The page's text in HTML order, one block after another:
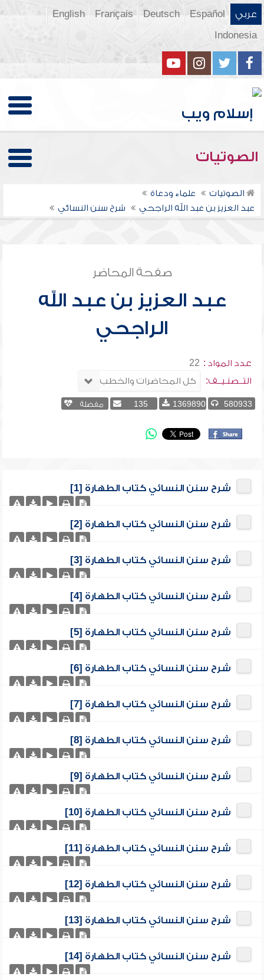
عربي Español
Deutsch
Français
English
Indonesia
الصوتيات
الصوتيات
علماء ودعاة
عبد العزيز بن عبد الله الراجحي
شرح سنن النسائي
صفحة المحاضر
عبد العزيز بن عبد الله
الراجحي
عدد المواد : 22
التــصنـيــف:
580933
1369890
135 مفضلة
شرح سنن النسائي كتاب الطهارة [1]
شرح سنن النسائي كتاب الطهارة [2]
شرح سنن النسائي كتاب الطهارة [3]
شرح سنن النسائي كتاب الطهارة [4]
شرح سنن النسائي كتاب الطهارة [5]
شرح سنن النسائي كتاب الطهارة [6]
شرح سنن النسائي كتاب الطهارة [7]
شرح سنن النسائي كتاب الطهارة [8]
شرح سنن النسائي كتاب الطهارة [9]
شرح سنن النسائي كتاب الطهارة [10]
شرح سنن النسائي كتاب الطهارة [11]
شرح سنن النسائي كتاب الطهارة [12]
شرح سنن النسائي كتاب الطهارة [13]
شرح سنن النسائي كتاب الطهارة [14]